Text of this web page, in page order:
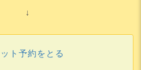
↓
ト予約をとる